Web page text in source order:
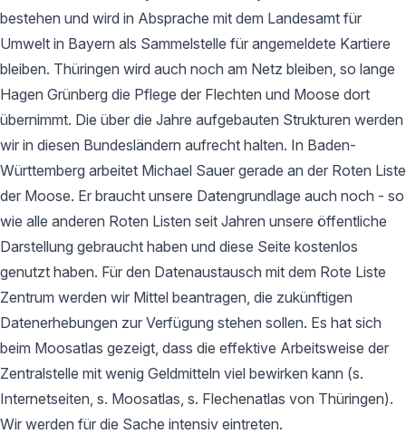
bestehen und wird in Absprache mit dem Landesamt für
Umwelt in Bayern als Sammelstelle für angemeldete Kartiere
bleiben. Thüringen wird auch noch am Netz bleiben, so lange
Hagen Grünberg die Pflege der Flechten und Moose dort
übernimmt. Die über die Jahre aufgebauten Strukturen werden
wir in diesen Bundesländern aufrecht halten. In Baden-
Württemberg arbeitet Michael Sauer gerade an der Roten Liste
der Moose. Er braucht unsere Datengrundlage auch noch - so
wie alle anderen Roten Listen seit Jahren unsere öffentliche
Darstellung gebraucht haben und diese Seite kostenlos
genutzt haben. Für den Datenaustausch mit dem Rote Liste
Zentrum werden wir Mittel beantragen, die zukünftigen
Datenerhebungen zur Verfügung stehen sollen. Es hat sich
beim Moosatlas gezeigt, dass die effektive Arbeitsweise der
Zentralstelle mit wenig Geldmitteln viel bewirken kann (s.
Internetseiten, s. Moosatlas, s. Flechenatlas von Thüringen).
Wir werden für die Sache intensiv eintreten.